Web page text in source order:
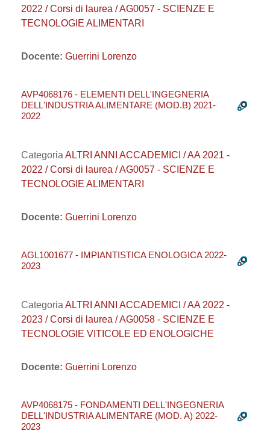
2022 / Corsi di laurea / AG0057 - SCIENZE E
TECNOLOGIE ALIMENTARI
Docente: Guerrini Lorenzo
AVP4068176 - ELEMENTI DELL'INGEGNERIA
DELL'INDUSTRIA ALIMENTARE (MOD.B) 2021-
2022
Categoria ALTRI ANNI ACCADEMICI / AA 2021 -
2022 / Corsi di laurea / AG0057 - SCIENZE E
TECNOLOGIE ALIMENTARI
Docente: Guerrini Lorenzo
AGL1001677 - IMPIANTISTICA ENOLOGICA 2022-
2023
Categoria ALTRI ANNI ACCADEMICI / AA 2022 -
2023 / Corsi di laurea / AG0058 - SCIENZE E
TECNOLOGIE VITICOLE ED ENOLOGICHE
Docente: Guerrini Lorenzo
AVP4068175 - FONDAMENTI DELL'INGEGNERIA
DELL'INDUSTRIA ALIMENTARE (MOD. A) 2022-
2023